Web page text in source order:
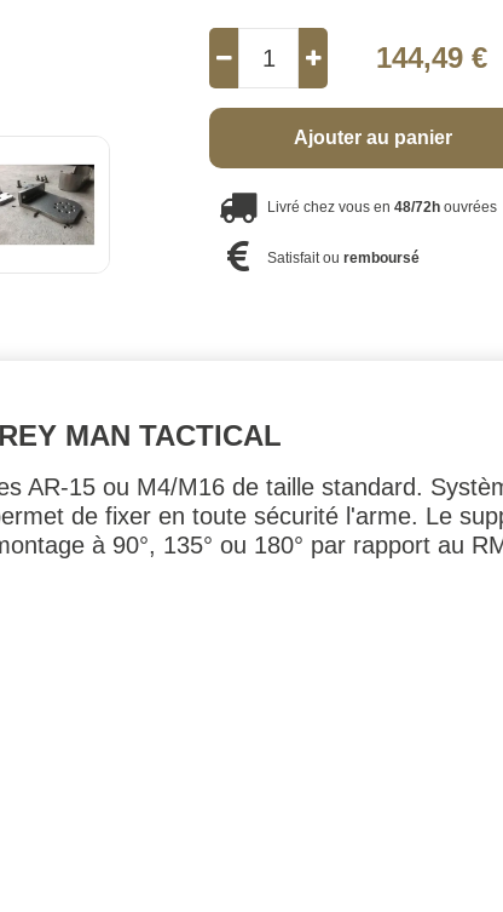
144,49 €
Ajouter au panier
Livré chez vous en48/72h ouvrées
Satisfait ouremboursé
MAN TACTICAL
AR-15 ou M4/M16 de taille standard.
de fixer en toute sécurité l'arme. Le
à 90°, 135° ou 180° par rapport au